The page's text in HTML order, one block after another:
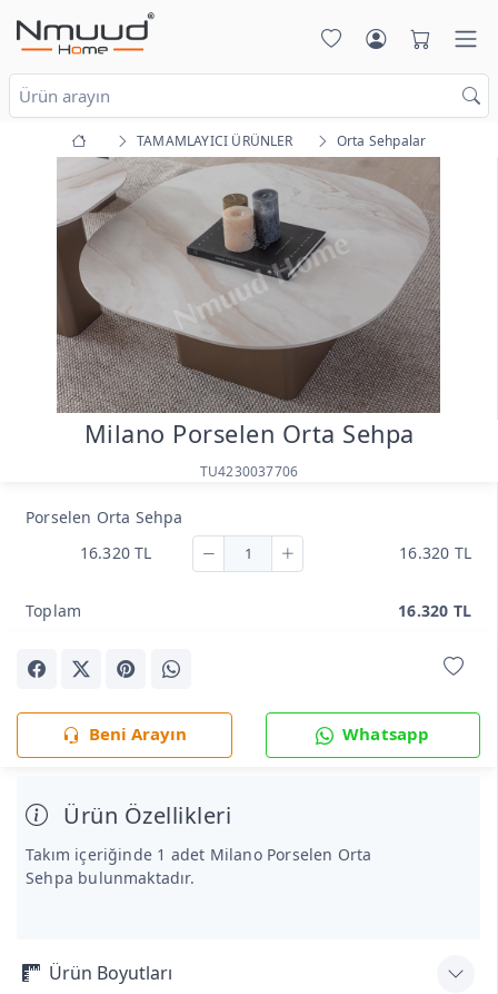
TAMAMLAYICI ÜRÜNLER Orta Sehpalar
Milano Porselen Orta Sehpa
TU4230037706
Porselen Orta Sehpa
16.320 TL
16.320 TL
Toplam 16.320 TL
Beni Arayın Whatsapp
Ürün Özellikleri
Takım içeriğinde 1 adet Milano Porselen Orta
Sehpa bulunmaktadır.
Ürün Boyutları